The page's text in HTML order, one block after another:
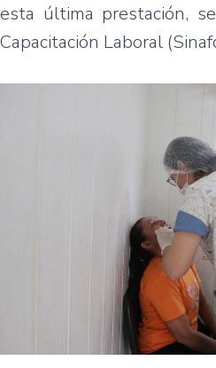
esta última prestación,
Capacitación Laboral